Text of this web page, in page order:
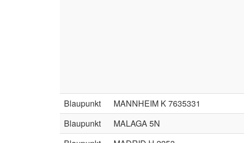
Blaupunkt MANNHEIM K 7635331
Blaupunkt
MALAGA 5N